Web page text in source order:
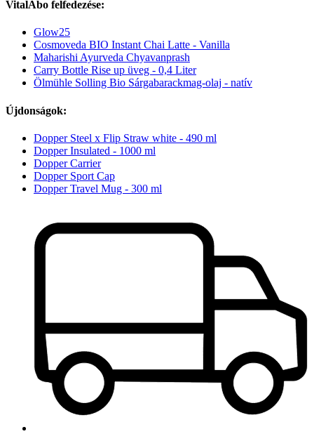
VitalAbo felfedezése:
Glow25
Cosmoveda BIO Instant Chai Latte - Vanilla
Maharishi Ayurveda Chyavanprash
Carry Bottle Rise up üveg - 0,4 Liter
Ölmühle Solling Bio Sárgabarackmag-olaj - natív
Újdonságok:
Dopper Steel x Flip Straw white - 490 ml
Dopper Insulated - 1000 ml
Dopper Carrier
Dopper Sport Cap
Dopper Travel Mug - 300 ml